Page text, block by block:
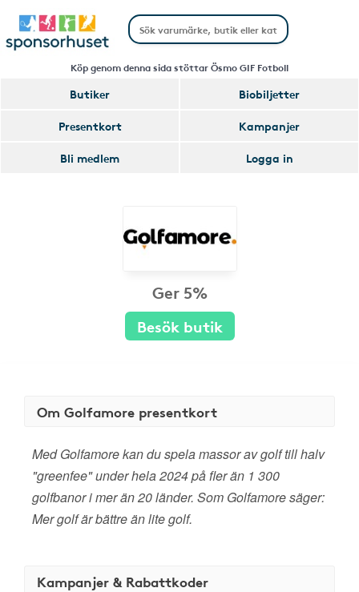
Köp genom denna sida stöttar Ösmo GIF Fotboll
Butiker
Biobiljetter
Presentkort
Kampanjer
Bli medlem
Logga in
Ger 5%
Besök butik
Om Golfamore presentkort
Med Golfamore kan du spela massor av golf till halv
"greenfee" under hela 2024 på fler än 1 300
golfbanor i mer än 20 länder. Som Golfamore säger:
Mer golf är bättre än lite golf.
Kampanjer & Rabattkoder